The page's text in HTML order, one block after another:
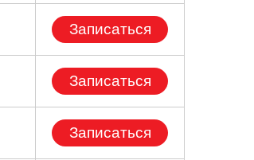
Записаться
Записаться
Записаться